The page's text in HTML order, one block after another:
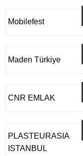
Mobilefest
Maden Türkiye
CNR EMLAK
PLASTEURASIA
ISTANBUL